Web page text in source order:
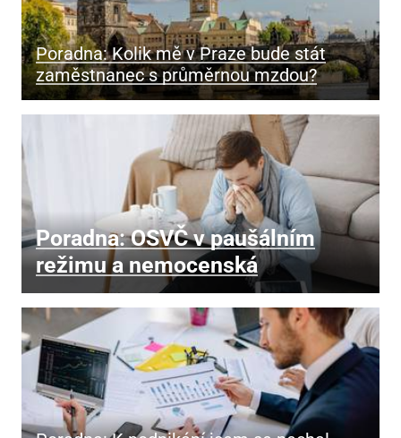
Poradna: Kolik mě v Praze bude stát
zaměstnanec s průměrnou mzdou?
Poradna: OSVČ v paušálním
režimu a nemocenská